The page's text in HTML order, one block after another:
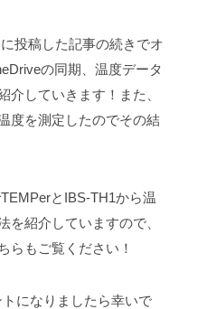
投稿した記事の続きでオ
の同期、温度データ
介していきます！また、
度を測定したのでその結
とIBS-TH1から温
を紹介していますので、
らもご覧ください！
になりましたら幸いで